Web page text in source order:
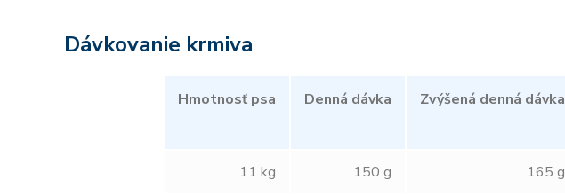
Dávkovanie krmiva
Hmotnosť psa Denná dávka Zvýšená denná dávka
11 kg 150 g 165 g